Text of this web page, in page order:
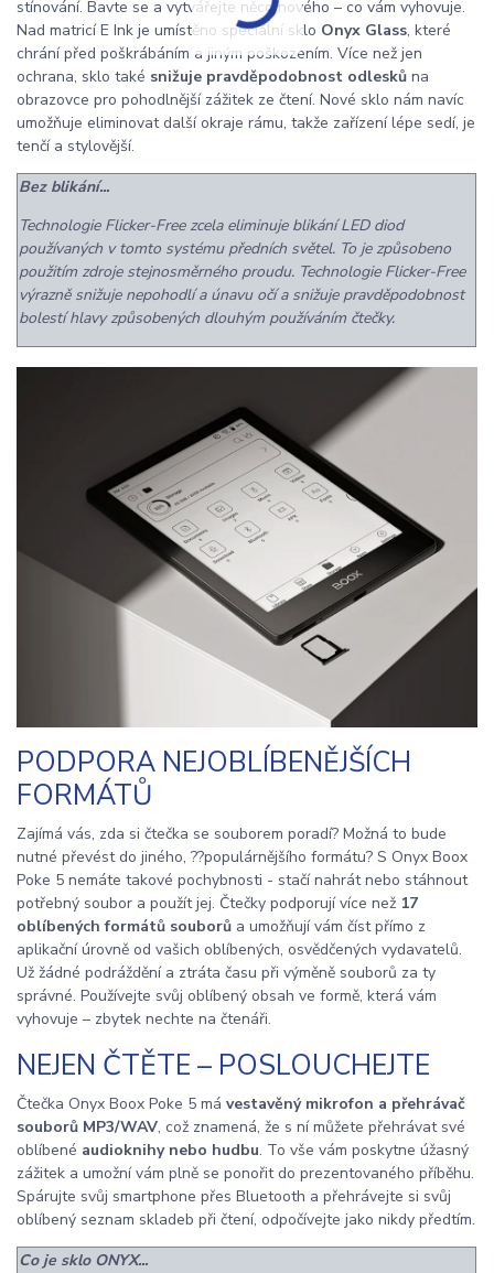
stínování. Bavte se a vytvářejte něco nového – co vám vyhovuje.
Nad matricí E Ink je umístěno speciální sklo Onyx Glass, které
chrání před poškrábáním a jiným poškozením. Více než jen
ochrana, sklo také snižuje pravděpodobnost odlesků na
obrazovce pro pohodlnější zážitek ze čtení. Nové sklo nám navíc
umožňuje eliminovat další okraje rámu, takže zařízení lépe sedí, je
tenčí a stylovější.
Bez blikání...
Technologie Flicker-Free zcela eliminuje blikání LED diod
používaných v tomto systému předních světel. To je způsobeno
použitím zdroje stejnosměrného proudu. Technologie Flicker-Free
výrazně snižuje nepohodlí a únavu očí a snižuje pravděpodobnost
bolestí hlavy způsobených dlouhým používáním čtečky.
PODPORA NEJOBLÍBENĚJŠÍCH
FORMÁTŮ
Zajímá vás, zda si čtečka se souborem poradí? Možná to bude
nutné převést do jiného, ??populárnějšího formátu? S Onyx Boox
Poke 5 nemáte takové pochybnosti - stačí nahrát nebo stáhnout
potřebný soubor a použít jej. Čtečky podporují více než 17
oblíbených formátů souborů a umožňují vám číst přímo z
aplikační úrovně od vašich oblíbených, osvědčených vydavatelů.
Už žádné podráždění a ztráta času při výměně souborů za ty
správné. Používejte svůj oblíbený obsah ve formě, která vám
vyhovuje – zbytek nechte na čtenáři.
NEJEN ČTĚTE – POSLOUCHEJTE
Čtečka Onyx Boox Poke 5 má vestavěný mikrofon a přehrávač
souborů MP3/WAV, což znamená, že s ní můžete přehrávat své
oblíbené audioknihy nebo hudbu. To vše vám poskytne úžasný
zážitek a umožní vám plně se ponořit do prezentovaného příběhu.
Spárujte svůj smartphone přes Bluetooth a přehrávejte si svůj
oblíbený seznam skladeb při čtení, odpočívejte jako nikdy předtím.
Co je sklo ONYX...